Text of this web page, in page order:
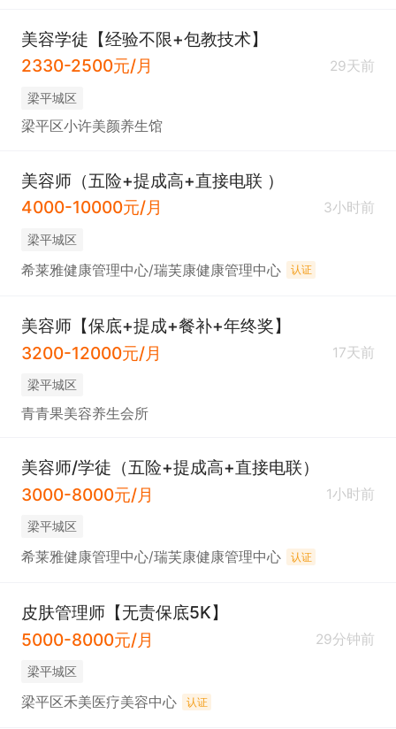
美容学徒【经验不限+包教技术】
2330-2500元/月
29天前
梁平城区
梁平区小许美颜养生馆
美容师（五险+提成高+直接电联 ）
4000-10000元/月
3小时前
梁平城区
希莱雅健康管理中心/瑞芙康健康管理中心 认证
美容师【保底+提成+餐补+年终奖】
3200-12000元/月
17天前
梁平城区
青青果美容养生会所
美容师/学徒（五险+提成高+直接电联）
3000-8000元/月
1小时前
梁平城区
希莱雅健康管理中心/瑞芙康健康管理中心 认证
皮肤管理师【无责保底5K】
5000-8000元/月
29分钟前
梁平城区
梁平区禾美医疗美容中心 认证